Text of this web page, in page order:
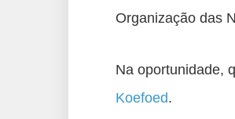
Organização das
Na oportunidade,
Koefoed.